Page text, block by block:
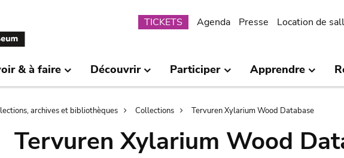
Submenu
TICKETS Agenda Presse Location de
& à faire Découvrir Participer Apprendre
archives et bibliothèques Collections Tervuren Xylarium Wood Database
Tervuren Xylarium Wood